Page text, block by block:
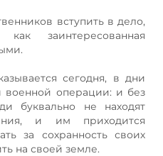
вступить в дело,
заинтересованная
сегодня, в дни
военной операции: и без
буквально не находят
и им приходится
за сохранность своих
на своей земле.